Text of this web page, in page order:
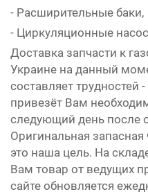
- Расширительные баки,
- Циркуляционные
Доставка запчасти к
Украине на данный
составляет трудностей
привезёт Вам
следующий день после
Оригинальная
это наша цель. На
Вам товар от ведущих
сайте обновляется